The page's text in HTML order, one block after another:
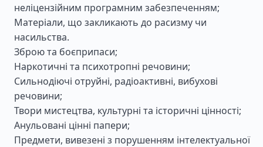
неліцензійним програмним забезпеченням;
Матеріали, що закликають до расизму чи
насильства.
Зброю та боєприпаси;
Наркотичні та психотропні речовини;
Сильнодіючі отруйні, радіоактивні, вибухові
речовини;
Твори мистецтва, культурні та історичні цінності;
Анульовані цінні папери;
Предмети, вивезені з порушенням інтелектуальної